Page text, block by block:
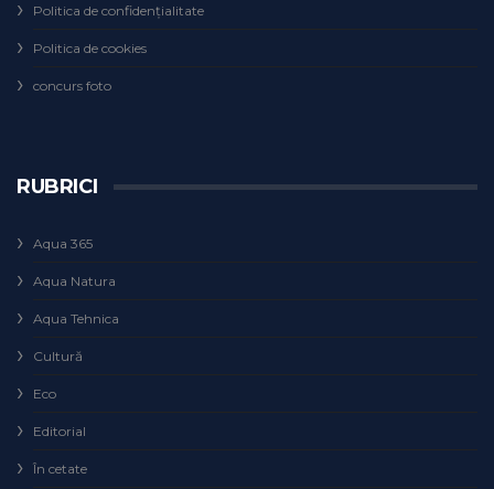
Politica de confidențialitate
Politica de cookies
concurs foto
RUBRICI
Aqua 365
Aqua Natura
Aqua Tehnica
Cultură
Eco
Editorial
În cetate